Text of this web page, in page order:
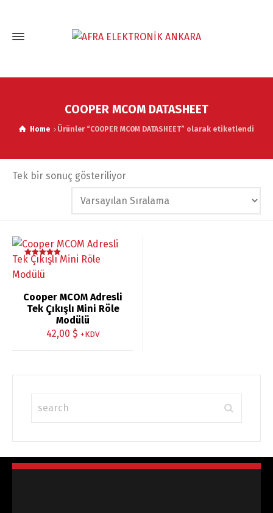
COOPER MCOM DATASHEET
Home Ürünler “COOPER MCOM DATASHEET” olarak etiketlendi
Tek bir sonuç gösteriliyor
5 üzerinden
5.00
oy aldı
Cooper MCOM Adresli
Tek Çıkışlı Mini Röle
Modülü
42,00 $ +KDV